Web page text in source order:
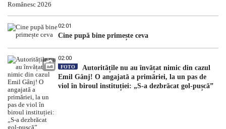
02:01
Cine pupă bine primește ceva
02:00
FOTO
Autoritățile nu au învățat nimic din cazul
Emil Gânj! O angajată a primăriei, la un pas de
viol în biroul instituției: „S-a dezbrăcat gol-pușcă”